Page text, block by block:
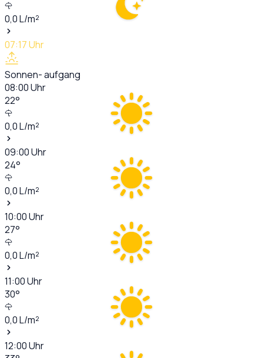
0,0L/m²
07:17Uhr
Sonnen- aufgang
08:00Uhr
22°
0,0L/m²
09:00Uhr
24°
0,0L/m²
10:00Uhr
27°
0,0L/m²
11:00Uhr
30°
0,0L/m²
12:00Uhr